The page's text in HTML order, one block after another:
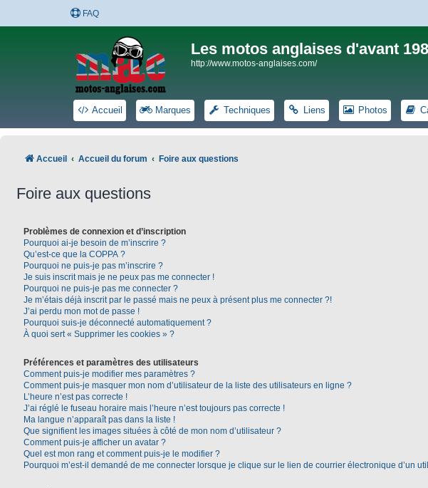
FAQ
Les motos anglaises d'avant
http://www.motos-anglaises.com/
Accueil Marques Techniques Liens Photos
Accueil Accueil du forum Foire aux questions
Foire aux questions
Problèmes de connexion et d’inscription
Pourquoi ai-je besoin de m’inscrire ?
Qu’est-ce que la COPPA ?
Pourquoi ne puis-je pas m’inscrire ?
Je suis inscrit mais je ne peux pas me connecter !
Pourquoi ne puis-je pas me connecter ?
Je m’étais déjà inscrit par le passé mais ne peux à présent plus me connecter ?!
J’ai perdu mon mot de passe !
Pourquoi suis-je déconnecté automatiquement ?
À quoi sert « Supprimer les cookies » ?
Préférences et paramètres des utilisateurs
Comment puis-je modifier mes paramètres ?
Comment puis-je masquer mon nom d’utilisateur de la liste des utilisateurs en ligne ?
L’heure n’est pas correcte !
J’ai réglé le fuseau horaire mais l’heure n’est toujours pas correcte !
Ma langue n’apparaît pas dans la liste !
Que signifient les images situées à côté de mon nom d’utilisateur ?
Comment puis-je afficher un avatar ?
Quel est mon rang et comment puis-je le modifier ?
Pourquoi m’est-il demandé de me connecter lorsque je clique sur le lien de courrier électronique d’un